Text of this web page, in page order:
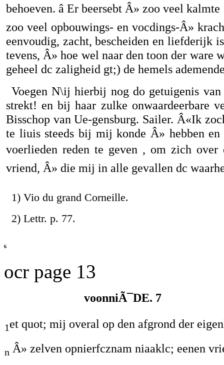
behoeven. â Er beersebt Â» zoo veel
zoo veel opbouwings- en vocdings-Â»
eenvoudig, zacht, bescheiden en liefderijk
tevens, Â» hoe wel naar den toon der ware
geheel dc zaligheid gt;) de hemels
Voegen N\ij hierbij nog do getuigenis
strekt! en bij haar zulke onwaardeerbare
Bisschop van Ue-gensburg. Sailer. Â«Ik
te liuis steeds bij mij konde Â» hebben
voerlieden reden te geven , om zich over
vriend, Â» die mij in alle gevallen dc
1) Vio du grand Corneille.
2) Lettr. p. 77.
6
ocr page 13
voonniÃ¯DE. 7
1et quot; mij overal op den afgrond der
n Â» zelven opnierfcznam niaaklc; eenen